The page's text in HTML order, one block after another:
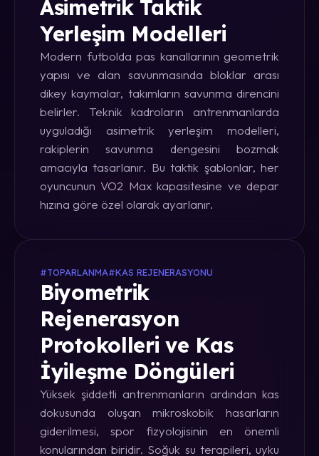
Asimetrik Taktik
Yerleşim Modelleri
Modern futbolda pas kanallarının geometrik
yapısı ve alan savunmasında bloklar arası
dikey kaymalar, takımların savunma direncini
belirler. Teknik kadroların antrenmanlarda
uyguladığı asimetrik yerleşim modelleri,
rakiplerin savunma dengesini bozmak
amacıyla tasarlanır. Bu taktik şablonlar, her
oyuncunun VO2 Max kapasitesine ve depar
hızına göre özel olarak ayarlanır.
#TOPARLANMA#KAS REJENERASYONU
Biyometrik
Rejenerasyon
Protokolleri ve Kas
İyileşme Döngüleri
Yüksek şiddetli antrenmanların ardından kas
dokusunda oluşan mikroskobik hasarların
giderilmesi, spor fizyolojisinin en önemli
konularından biridir. Soğuk su terapileri, uyku